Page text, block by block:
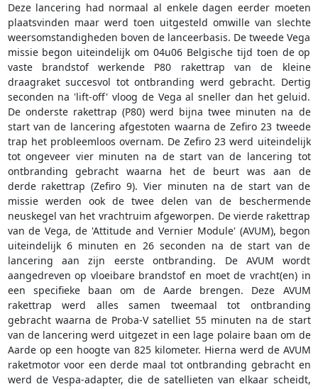
Deze lancering had normaal al enkele dagen eerder moeten
plaatsvinden maar werd toen uitgesteld omwille van slechte
weersomstandigheden boven de lanceerbasis. De tweede Vega
missie begon uiteindelijk om 04u06 Belgische tijd toen de op
vaste brandstof werkende P80 rakettrap van de kleine
draagraket succesvol tot ontbranding werd gebracht. Dertig
seconden na 'lift-off' vloog de Vega al sneller dan het geluid.
De onderste rakettrap (P80) werd bijna twee minuten na de
start van de lancering afgestoten waarna de Zefiro 23 tweede
trap het probleemloos overnam. De Zefiro 23 werd uiteindelijk
tot ongeveer vier minuten na de start van de lancering tot
ontbranding gebracht waarna het de beurt was aan de
derde rakettrap (Zefiro 9). Vier minuten na de start van de
missie werden ook de twee delen van de beschermende
neuskegel van het vrachtruim afgeworpen. De vierde rakettrap
van de Vega, de 'Attitude and Vernier Module' (AVUM), begon
uiteindelijk 6 minuten en 26 seconden na de start van de
lancering aan zijn eerste ontbranding. De AVUM wordt
aangedreven op vloeibare brandstof en moet de vracht(en) in
een specifieke baan om de Aarde brengen. Deze AVUM
rakettrap werd alles samen tweemaal tot ontbranding
gebracht waarna de Proba-V satelliet 55 minuten na de start
van de lancering werd uitgezet in een lage polaire baan om de
Aarde op een hoogte van 825 kilometer. Hierna werd de AVUM
raketmotor voor een derde maal tot ontbranding gebracht en
werd de Vespa-adapter, die de satellieten van elkaar scheidt,